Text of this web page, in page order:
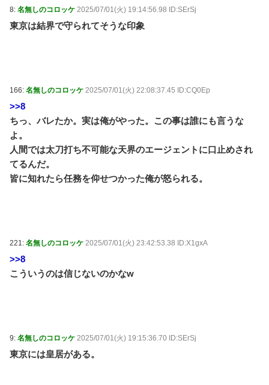
8: 名無しのコロッケ 2025/07/01(火) 19:14:56.98 ID:SErSj
東京は結界で守られてそうな印象
166: 名無しのコロッケ 2025/07/01(火) 22:08:37.45 ID:CQ0Ep
>>8
ちっ、バレたか。実は俺がやった。この事は誰にも言うな
よ。
人間では太刀打ち不可能な天界のエージェントに口止めされ
てるんだ。
皆に知れたら任務を仰せつかった俺が怒られる。
221: 名無しのコロッケ 2025/07/01(火) 23:42:53.38 ID:X1gxA
>>8
こういうのは信じないのかなw
9: 名無しのコロッケ 2025/07/01(火) 19:15:36.70 ID:SErSj
東京には皇居がある。